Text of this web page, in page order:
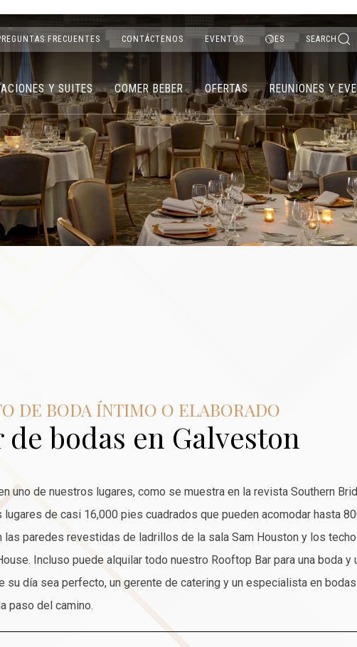
FRECUENTES CONTÁCTENOS EVENTOS ES SEARCH
Y SUITES COMER BEBER OFERTAS REUNIONES Y
DE BODA ÍNTIMO O ELABORADO
bodas en Galveston
uno de nuestros lugares, como se muestra en la revista Southern
de casi 16,000 pies cuadrados que pueden acomodar hasta
paredes revestidas de ladrillos de la sala Sam Houston y los
Incluso puede alquilar todo nuestro Rooftop Bar para una boda y
su día sea perfecto, un gerente de catering y un especialista en
paso del camino.